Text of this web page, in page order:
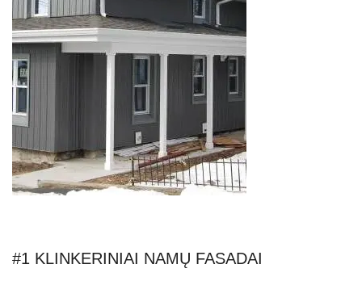
#1 KLINKERINIAI NAMŲ FASADAI